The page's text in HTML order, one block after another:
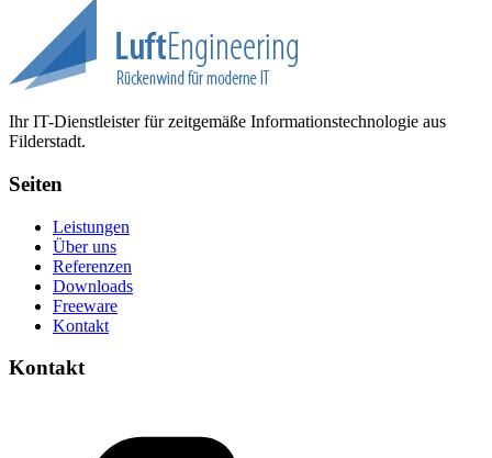
Ihr IT-Dienstleister für zeitgemäße Informationstechnologie aus
Filderstadt.
Seiten
Leistungen
Über uns
Referenzen
Downloads
Freeware
Kontakt
Kontakt